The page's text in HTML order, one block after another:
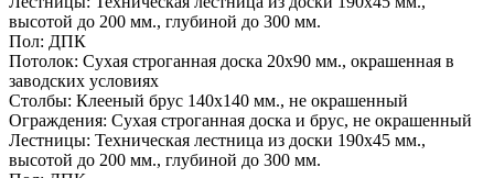
высотой до 200 мм., глубиной до 300 мм.
Пол: ДПК
Потолок: Сухая строганная доска 20х90 мм., окрашенная в
заводских условиях
Столбы: Клееный брус 140х140 мм., не окрашенный
Ограждения: Сухая строганная доска и брус, не окрашенный
Лестницы: Техническая лестница из доски 190х45 мм.,
высотой до 200 мм., глубиной до 300 мм.